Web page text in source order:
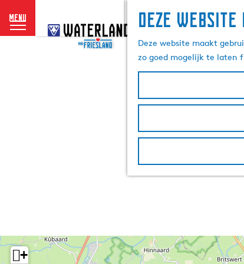
Deze
Deze website maakt
zo goed mogelijk te laten
menu
G
a
e
+